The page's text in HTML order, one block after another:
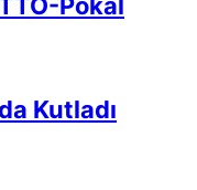
Kutladı